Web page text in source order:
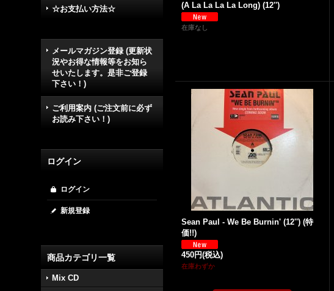
☆お支払い方法☆
メールマガジン登録 (更新状
況やお得な情報等をお知ら
せいたします。是非ご登録
下さい！)
ご利用案内 (ご注文前に必ず
お読み下さい！)
ログイン
ログイン
新規登録
商品カテゴリ一覧
Mix CD
(A La La La La Long) (12'')
在庫なし
Sean Paul - We Be Burnin' (12'') (特
価!!)
450円(税込)
在庫わずか